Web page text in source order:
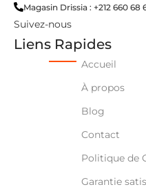
Magasin Drissia : +212 660 68
Suivez-nous
Liens Rapides
Accueil
À propos
Blog
Contact
Politique de
Garantie